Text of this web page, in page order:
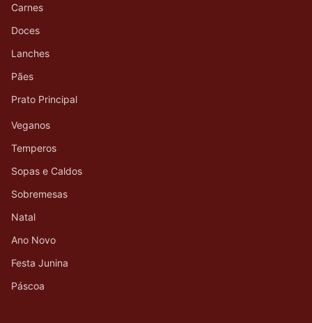
Carnes
Doces
Lanches
Pães
Prato Principal
Veganos
Temperos
Sopas e Caldos
Sobremesas
Natal
Ano Novo
Festa Junina
Páscoa